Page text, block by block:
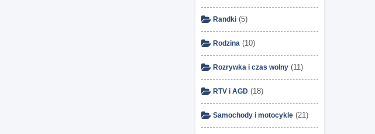
Randki (5)
Rodzina (10)
Rozrywka i czas wolny (11)
RTV i AGD (18)
Samochody i motocykle (21)